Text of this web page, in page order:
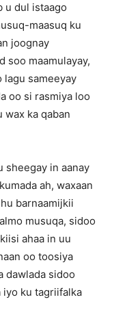
u dul istaago
maasuq ku
joognay
soo maamulayay,
lagu sameeyay
oo si rasmiya loo
ka qaban
sheegay in aanay
ah, waxaan
barnaamijkii
musuqa, sidoo
ahaa in uu
oo toosiya
dawlada sidoo
iyo ku tagriifalka